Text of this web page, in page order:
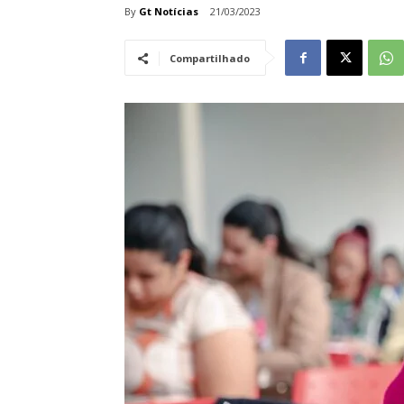
By Gt Notícias 21/03/2023
Compartilhado